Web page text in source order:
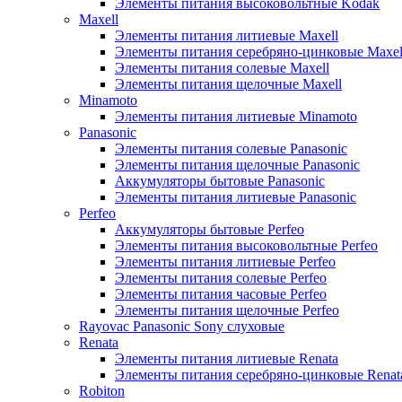
Элементы питания высоковольтные Kodak
Maxell
Элементы питания литиевые Maxell
Элементы питания серебряно-цинковые
Элементы питания солевые Maxell
Элементы питания щелочные Maxell
Minamoto
Элементы питания литиевые Minamoto
Panasonic
Элементы питания солевые Panasonic
Элементы питания щелочные Panasonic
Аккумуляторы бытовые Panasonic
Элементы питания литиевые Panasonic
Perfeo
Аккумуляторы бытовые Perfeo
Элементы питания высоковольтные Perfeo
Элементы питания литиевые Perfeo
Элементы питания солевые Perfeo
Элементы питания часовые Perfeo
Элементы питания щелочные Perfeo
Rayovac Panasonic Sony слуховые
Renata
Элементы питания литиевые Renata
Элементы питания серебряно-цинковые
Robiton